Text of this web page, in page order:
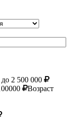
2 500 000
Возраст